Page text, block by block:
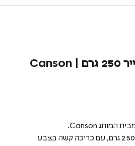
מחברת A5 לצבעי מים | נייר 250 גרם | Canson
28 דפים של נייר אקולוגי איכותי במשקל 250 גרם, עם כריכה קשה בצבע